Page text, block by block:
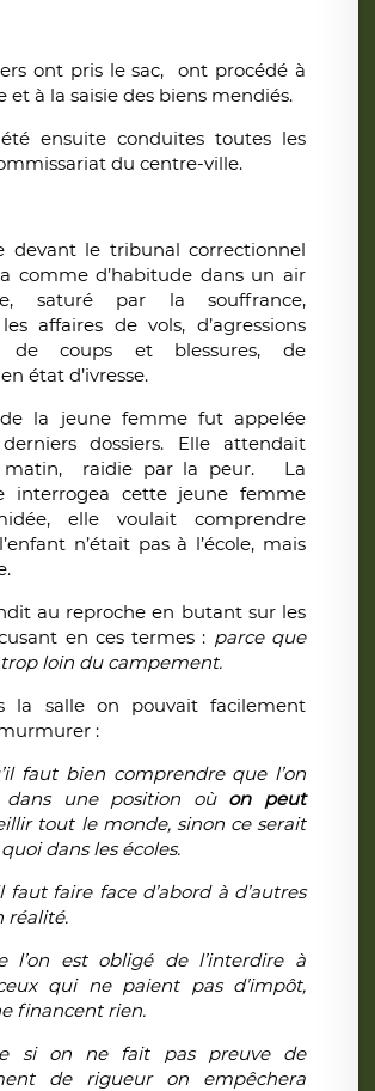
ont pris le sac, ont procédé à
et à la saisie des biens mendiés.
ensuite conduites toutes les
du centre-ville.
devant le tribunal correctionnel
comme d’habitude dans un air
saturé par la souffrance,
affaires de vols, d’agressions
de coups et blessures, de
état d’ivresse.
de la jeune femme fut appelée
dossiers. Elle attendait
matin, raidie par la peur. La
interrogea cette jeune femme
elle voulait comprendre
n’était pas à l’école, mais
au reproche en butant sur les
en ces termes : parce que
trop loin du campement.
la salle on pouvait facilement
:
faut bien comprendre que l’on
dans une position où on peut
tout le monde, sinon ce serait
dans les écoles.
faut faire face d’abord à d’autres
réalité.
l’on est obligé de l’interdire à
qui ne paient pas d’impôt,
financent rien.
si on ne fait pas preuve de
de rigueur on empêchera